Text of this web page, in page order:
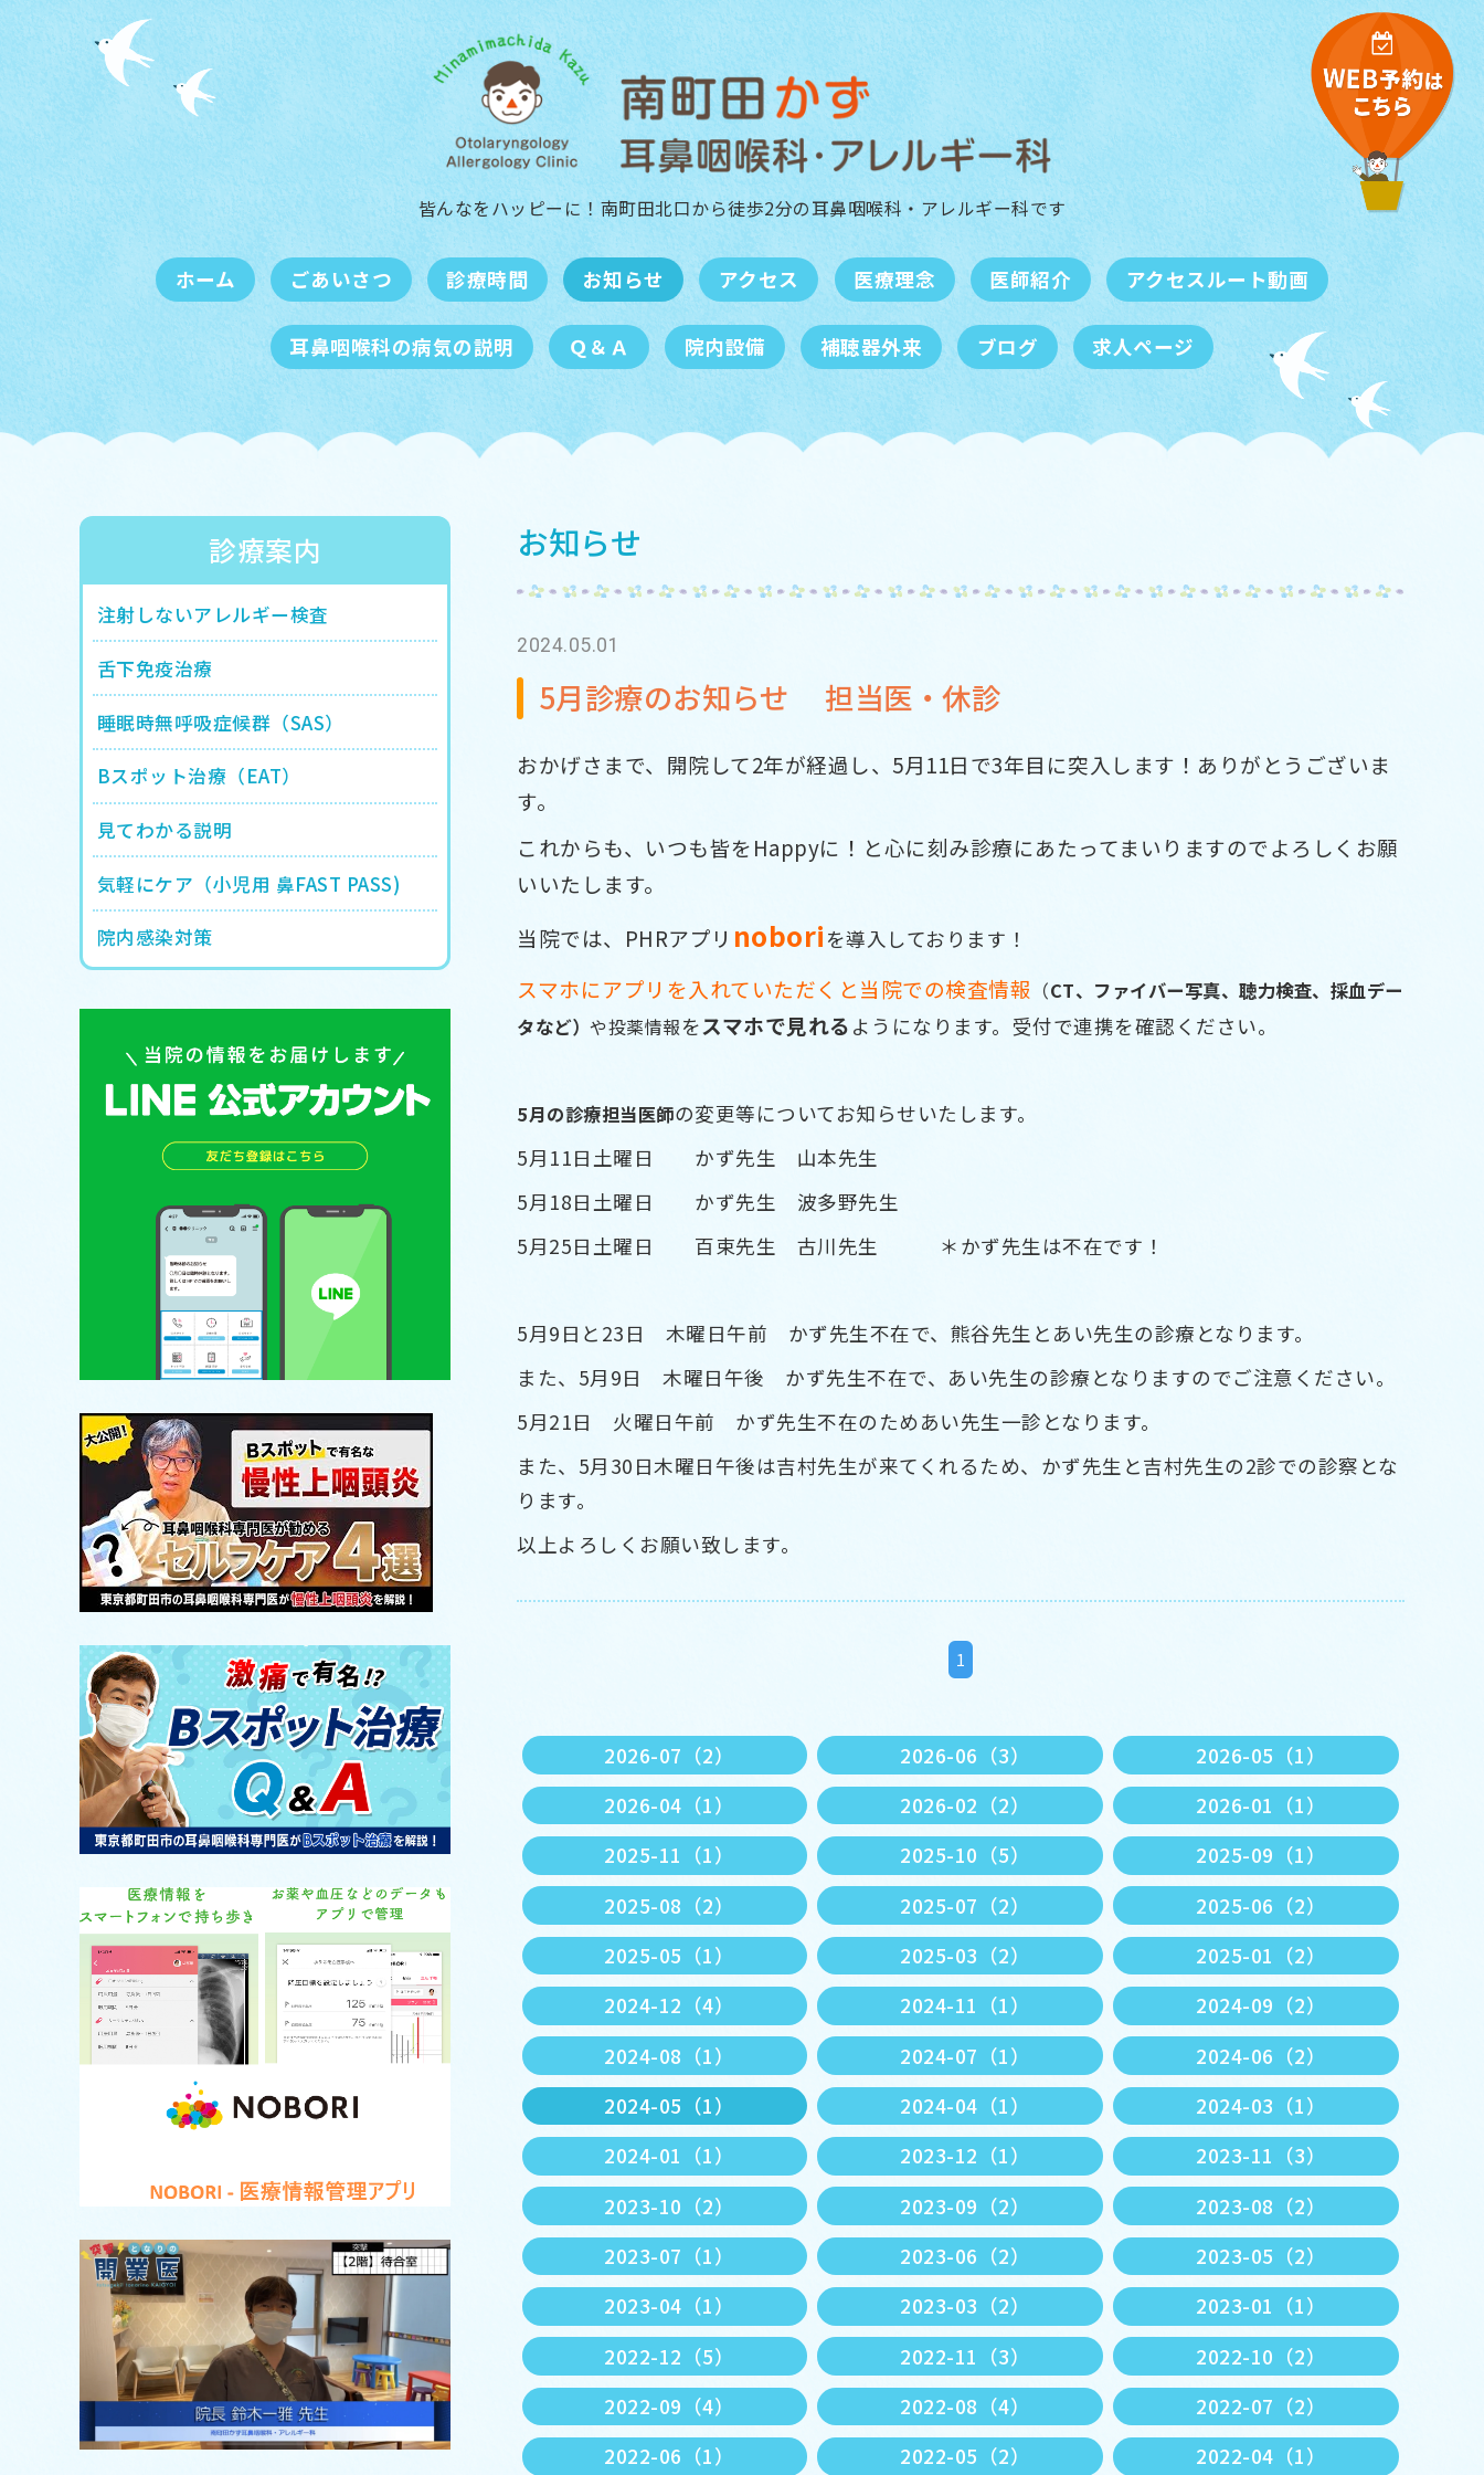
皆んなをハッピーに！南町田北口から徒歩2分の耳鼻咽喉科・アレルギー科です
ホーム ごあいさつ 診療時間 お知らせ アクセス 医療理念 医師紹介 アクセスルート動画
耳鼻咽喉科の病気の説明 Ｑ＆Ａ 院内設備 補聴器外来 ブログ 求人ページ
お知らせ
2024.05.01
5月診療のお知らせ 担当医・休診
おかげさまで、開院して2年が経過し、5月11日で3年目に突入します！ありがとうございま
す。
これからも、いつも皆をHappyに！と心に刻み診療にあたってまいりますのでよろしくお願
いいたします。
当院では、PHRアプリ nobori を導入しております！
スマホにアプリを入れていただくと当院での検査情報 （CT、ファイバー写真、聴力検査、採血デー
タなど） や投薬情報をスマホで見れる ようになります。受付で連携を確認ください。
5月の診療担当医師の変更等についてお知らせいたします。
5月11日土曜日 かず先生 山本先生
5月18日土曜日 かず先生 波多野先生
5月25日土曜日 百束先生 古川先生 ＊かず先生は不在です！
5月9日と23日 木曜日午前 かず先生不在で、熊谷先生とあい先生の診療となります。
また、5月9日 木曜日午後 かず先生不在で、あい先生の診療となりますのでご注意ください。
5月21日 火曜日午前 かず先生不在のためあい先生一診となります。
また、5月30日木曜日午後は吉村先生が来てくれるため、かず先生と吉村先生の2診での診察とな
ります。
以上よろしくお願い致します。
1
2026-07（2） 2026-06（3）
2026-05（1）
2026-04（1）
2026-02（2）
2026-01（1）
2025-11（1）
2025-10（5）
2025-09（1）
2025-08（2）
2025-07（2）
2025-06（2）
2025-05（1）
2025-03（2）
2025-01（2）
2024-12（4）
2024-11（1）
2024-09（2）
2024-08（1）
2024-07（1）
2024-06（2）
2024-05（1）
2024-04（1）
2024-03（1）
2024-01（1）
2023-12（1）
2023-11（3）
2023-10（2）
2023-09（2）
2023-08（2）
2023-07（1）
2023-06（2）
2023-05（2）
2023-04（1）
2023-03（2）
2023-01（1）
2022-12（5）
2022-11（3）
2022-10（2）
2022-09（4）
2022-08（4）
2022-07（2）
2022-06（1）
2022-05（2） 2022-04（1）
診療案内
注射しないアレルギー検査
舌下免疫治療
睡眠時無呼吸症候群（SAS）
Bスポット治療（EAT）
見てわかる説明
気軽にケア（小児用 鼻FAST PASS)
院内感染対策